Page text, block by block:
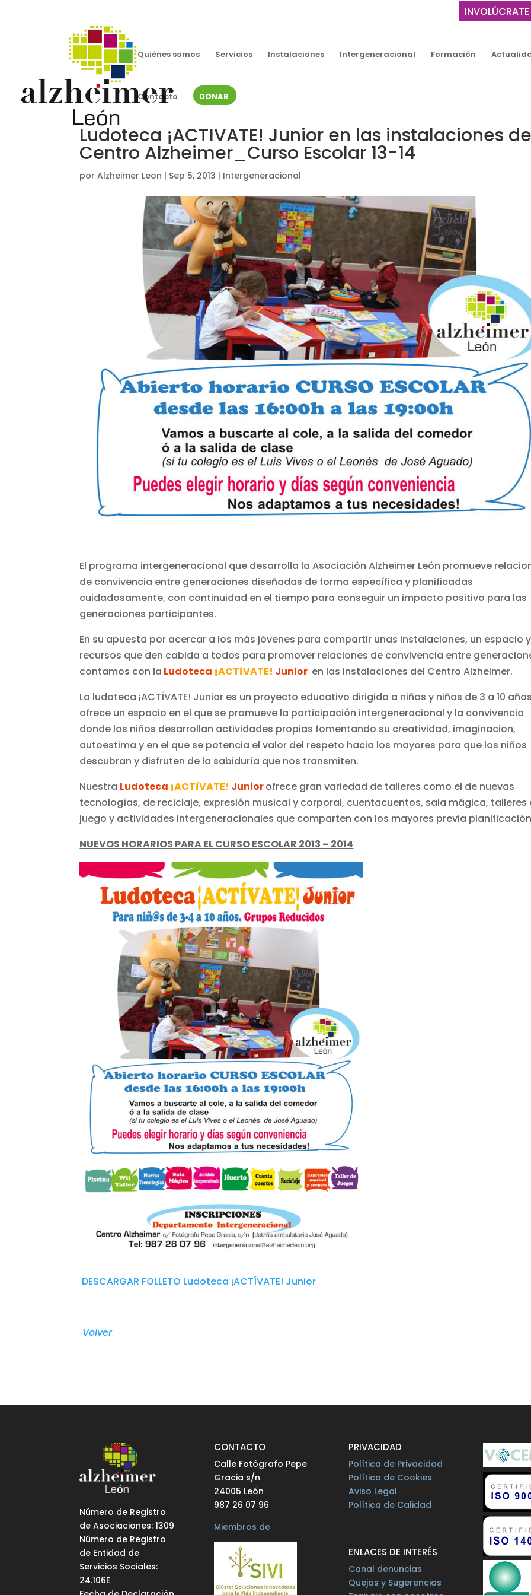
INVOLÚCRATE
Quiénes somos Servicios Instalaciones Intergeneracional Formación
Contacto DONAR
Ludoteca ¡ACTÍVATE! Junior en las instalaciones
Centro Alzheimer_Curso Escolar 13-14
porAlzheimer Leon | Sep 5, 2013 | Intergeneracional
El programa intergeneracional que desarrolla la Asociación Alzheimer León promueve
de convivencia entre generaciones diseñadas de forma específica y planificadas
cuidadosamente, con continuidad en el tiempo para conseguir un impacto positivo para las
generaciones participantes.
En su apuesta por acercar a los más jóvenes para compartir unas instalaciones, un espacio y
recursos que den cabida a todos para promover relaciones de convivencia entre
contamos con la Ludoteca ¡ACTíVATE! Junior en las instalaciones del Centro Alzheimer.
La ludoteca ¡ACTÍVATE! Junior es un proyecto educativo dirigido a niños y niñas de 3 a 10
ofrece un espacio en el que se promueve la participación intergeneracional y la convivencia
donde los niños desarrollan actividades propias fomentando su creatividad, imaginacion,
autoestima y en el que se potencia el valor del respeto hacia los mayores para que los niños
descubran y disfruten de la sabiduría que nos transmiten.
Nuestra Ludoteca ¡ACTíVATE! Juniorofrece gran variedad de talleres como el de nuevas
tecnologías, de reciclaje, expresión musical y corporal, cuentacuentos, sala mágica, talleres
juego y actividades intergeneracionales que comparten con los mayores previa
NUEVOS HORARIOS PARA EL CURSO ESCOLAR 2013 – 2014
DESCARGAR FOLLETO Ludoteca ¡ACTÍVATE! Junior
Volver
Número de Registro
de Asociaciones: 1309
Número de Registro
de Entidad de
Servicios Sociales:
24.106E
CONTACTO
Calle Fotógrafo Pepe
Gracia s/n
24005 León
987 26 07 96
Miembros de
PRIVACIDAD
Política de Privacidad
Política de Cookies
Aviso Legal
Política de Calidad
ENLACES DE INTERÉS
Canal denuncias
Quejas y Sugerencias